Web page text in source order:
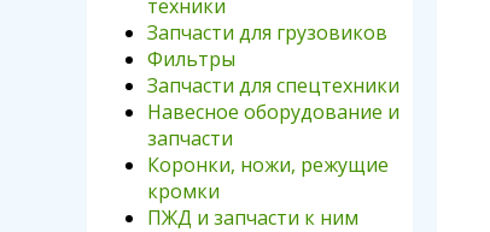
техники
Запчасти для грузовиков
Фильтры
Запчасти для спецтехники
Навесное оборудование и
запчасти
Коронки, ножи, режущие
кромки
ПЖД и запчасти к ним